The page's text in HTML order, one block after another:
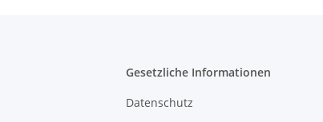
Gesetzliche Informationen
Datenschutz